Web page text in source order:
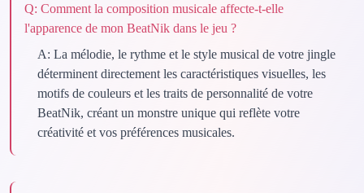
Q: Comment la composition musicale affecte-t-elle
l'apparence de mon BeatNik dans le jeu ?
A: La mélodie, le rythme et le style musical de votre jingle
déterminent directement les caractéristiques visuelles, les
motifs de couleurs et les traits de personnalité de votre
BeatNik, créant un monstre unique qui reflète votre
créativité et vos préférences musicales.